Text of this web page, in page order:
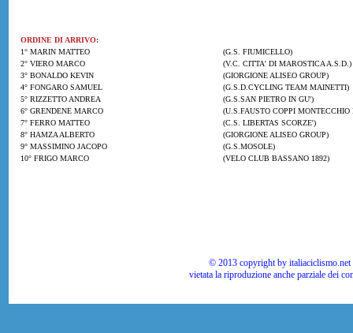
ORDINE DI ARRIVO:
1° MARIN MATTEO
(G.S. FIUMICELLO)
2° VIERO MARCO
(V.C. CITTA' DI MAROSTICA A.S.D.)
3° BONALDO KEVIN
(GIORGIONE ALISEO GROUP)
4° FONGARO SAMUEL
(G.S.D.CYCLING TEAM MAINETTI)
5° RIZZETTO ANDREA
(G.S.SAN PIETRO IN GU')
6° GRENDENE MARCO
(U.S.FAUSTO COPPI MONTECCHIO
7° FERRO MATTEO
(C.S. LIBERTAS SCORZE')
8° HAMZA ALBERTO
(GIORGIONE ALISEO GROUP)
9° MASSIMINO JACOPO
(G.S.MOSOLE)
10° FRIGO MARCO
(VELO CLUB BASSANO 1892)
© 2013 copyright by
vietata la riproduzione anche parziale dei